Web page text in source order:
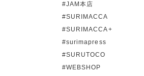
JAM本店
SURIMACCA
SURIMACCA+
surimapress
SURUTOCO
WEBSHOP